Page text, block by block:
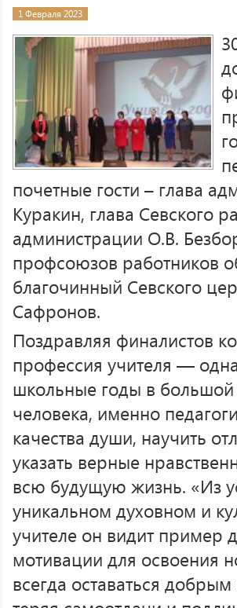
1 Февраля 2023
почетные гости – глава
Куракин, глава Севского
администрации О.В.
профсоюзов работников
благочинный Севского
Сафронов.
Поздравляя финалистов
профессия учителя —
школьные годы в
человека, именно
качества души, научить
указать верные
всю будущую жизнь. «Из
уникальном духовном и
учителе он видит пример
мотивации для освоения
всегда оставаться